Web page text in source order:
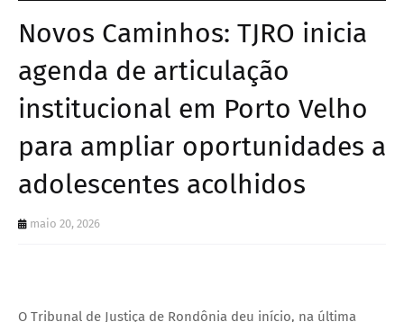
Novos Caminhos: TJRO inicia
agenda de articulação
institucional em Porto Velho
para ampliar oportunidades a
adolescentes acolhidos
maio 20, 2026
O Tribunal de Justiça de Rondônia deu início, na última